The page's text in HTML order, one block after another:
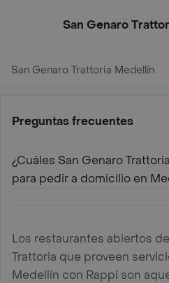
San Genaro
San Genaro Trattoria Medellín
Preguntas frecuentes
¿Cuáles San Genaro
para pedir a domicilio en
Los restaurantes abiertos
Trattoria que proveen
Medellín con Rappi son